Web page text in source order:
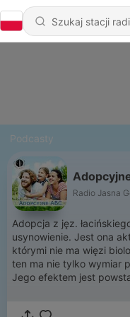
Podcasty
Radio Jasna
Adopcja z jęz.
usynowienie. Jest ona
którymi nie ma więzi
ten ma nie tylko wymiar
Jego efektem jest
łączącej dziecko i jego